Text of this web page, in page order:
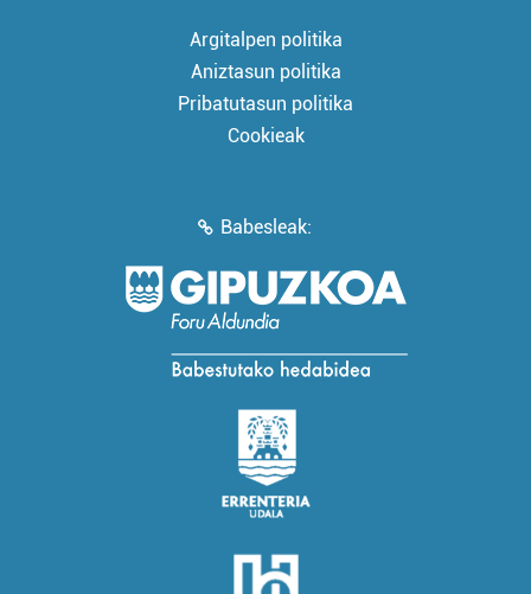
Argitalpen politika
Aniztasun politika
Pribatutasun politika
Cookieak
Babesleak: